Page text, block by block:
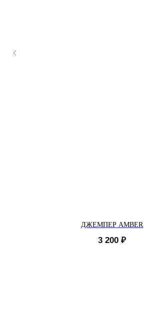
ДЖЕМПЕР AMBER
3 200 ₽